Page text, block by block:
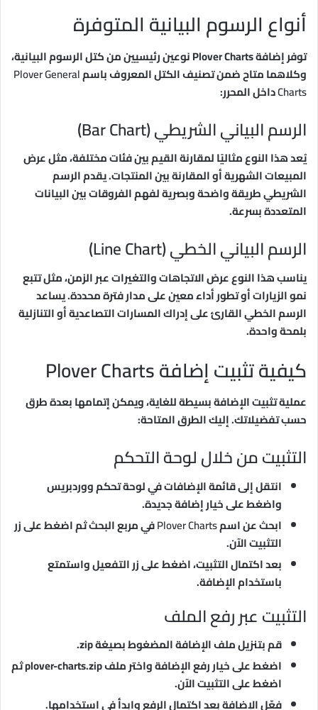
أنواع الرسوم البيانية المتوفرة
توفر إضافة Plover Charts نوعين رئيسيين من كتل الرسوم البيانية،
وكلاهما متاح ضمن تصنيف الكتل المعروف باسمPlover General
Chartsداخل المحرر:
الرسم البياني الشريطي (Bar Chart)
يُعد هذا النوع مثاليًا لمقارنة القيم بين فئات مختلفة، مثل عرض
المبيعات الشهرية أو المقارنة بين المنتجات. يقدم الرسم
الشريطي طريقة واضحة وبصرية لفهم الفروقات بين البيانات
المتعددة بسرعة.
الرسم البياني الخطي (Line Chart)
يناسب هذا النوع عرض الاتجاهات والتغيرات عبر الزمن، مثل تتبع
نمو الزيارات أو تطور أداء معين على مدار فترة محددة. يساعد
الرسم الخطي القارئ على إدراك المسارات التصاعدية أو التنازلية
بلمحة واحدة.
كيفية تثبيت إضافة Plover Charts
عملية تثبيت الإضافة بسيطة للغاية، ويمكن إتمامها بعدة طرق
حسب تفضيلاتك. إليك الطرق المتاحة:
التثبيت من خلال لوحة التحكم
انتقل إلى قائمة الإضافات في لوحة تحكم ووردبريس
واضغط على خيار إضافة جديدة.
ابحث عن اسمPlover Chartsفي مربع البحث ثم اضغط على زر
التثبيت الآن.
بعد اكتمال التثبيت، اضغط على زر التفعيل واستمتع
باستخدام الإضافة.
التثبيت عبر رفع الملف
قم بتنزيل ملف الإضافة المضغوط بصيغة zip.
اضغط على خيار رفع الإضافة واختر ملف plover-charts.zip ثم
اضغط على التثبيت الآن.
فعّل الإضافة بعد اكتمال الرفع وابدأ في استخدامها.